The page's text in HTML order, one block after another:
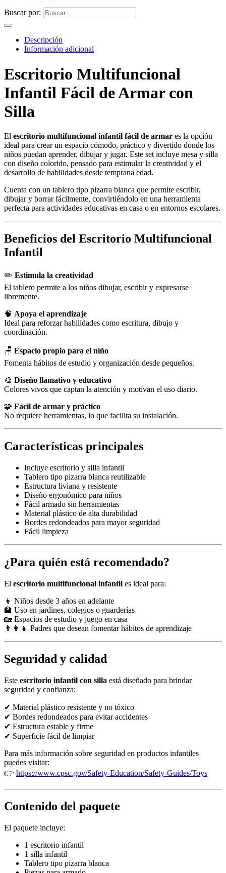
Buscar por:
Descripción
Información adicional
Escritorio Multifuncional
Infantil Fácil de Armar con
Silla
El escritorio multifuncional infantil fácil de armar es la opción
ideal para crear un espacio cómodo, práctico y divertido donde los
niños puedan aprender, dibujar y jugar. Este set incluye mesa y silla
con diseño colorido, pensado para estimular la creatividad y el
desarrollo de habilidades desde temprana edad.
Cuenta con un tablero tipo pizarra blanca que permite escribir,
dibujar y borrar fácilmente, convirtiéndolo en una herramienta
perfecta para actividades educativas en casa o en entornos escolares.
Beneficios del Escritorio Multifuncional
Infantil
✏️ Estimula la creatividad
El tablero permite a los niños dibujar, escribir y expresarse
libremente.
🧠 Apoya el aprendizaje
Ideal para reforzar habilidades como escritura, dibujo y
coordinación.
🪑 Espacio propio para el niño
Fomenta hábitos de estudio y organización desde pequeños.
🎨 Diseño llamativo y educativo
Colores vivos que captan la atención y motivan el uso diario.
🧩 Fácil de armar y práctico
No requiere herramientas, lo que facilita su instalación.
Características principales
Incluye escritorio y silla infantil
Tablero tipo pizarra blanca reutilizable
Estructura liviana y resistente
Diseño ergonómico para niños
Fácil armado sin herramientas
Material plástico de alta durabilidad
Bordes redondeados para mayor seguridad
Fácil limpieza
¿Para quién está recomendado?
El escritorio multifuncional infantil es ideal para:
👦 Niños desde 3 años en adelante
🏫 Uso en jardines, colegios o guarderías
🏡 Espacios de estudio y juego en casa
👨‍👩‍👧 Padres que desean fomentar hábitos de aprendizaje
Seguridad y calidad
Este escritorio infantil con silla está diseñado para brindar
seguridad y confianza:
✔ Material plástico resistente y no tóxico
✔ Bordes redondeados para evitar accidentes
✔ Estructura estable y firme
✔ Superficie fácil de limpiar
Para más información sobre seguridad en productos infantiles
puedes visitar:
👉 https://www.cpsc.gov/Safety-Education/Safety-Guides/Toys
Contenido del paquete
El paquete incluye:
1 escritorio infantil
1 silla infantil
Tablero tipo pizarra blanca